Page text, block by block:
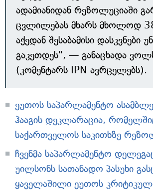
ადამიანიდან რეზოლუციაში
ცვლილებას მხარს მხოლოდ
აქედან შესაბამისი დასკვნები
გაკეთდეს", — განაცხადა
(კომენტარს IPN ავრცელებს).
ეუთოს საპარლამენტო
ჰააგის დეკლარაცია,
საქართველოს საკითხზე
ჩვენმა საპარლამენტო
უილსონს სათანადო პასუხი
ყაველაშილი ეუთოს კრიტიკულ